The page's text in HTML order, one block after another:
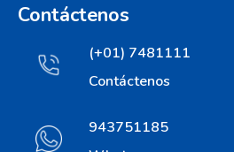
Contáctenos
(+01) 7481111
Contáctenos
943751185